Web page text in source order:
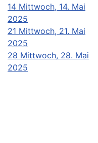
14 Mittwoch, 14. Mai
2025
21 Mittwoch, 21. Mai
2025
28 Mittwoch, 28. Mai
2025